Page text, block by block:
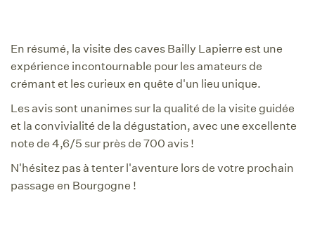
En résumé, la visite des caves Bailly Lapierre est une
expérience incontournable pour les amateurs de
crémant et les curieux en quête d'un lieu unique.
Les avis sont unanimes sur la qualité de la visite guidée
et la convivialité de la dégustation, avec une excellente
note de 4,6/5 sur près de 700 avis !
N'hésitez pas à tenter l'aventure lors de votre prochain
passage en Bourgogne !